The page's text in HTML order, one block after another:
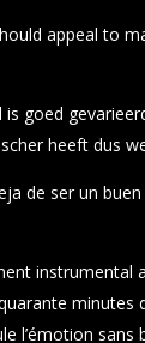
appeal to
is goed
heeft dus
de ser un
instrumental
l’émotion